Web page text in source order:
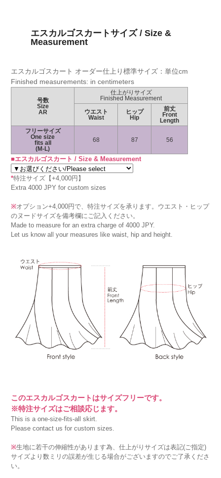
エスカルゴスカートサイズ / Size &
Measurement
エスカルゴスカート オーダー仕上り標準サイズ：単位cm
Finished measurements: in centimeters
号数
Size
AR
仕上がりサイズ
Finished Measurement
ウエスト
Waist
ヒップ
Hip
前丈
Front
Length
フリーサイズ
One size
fits all
(M-L)
68 87 56
■エスカルゴスカート / Size & Measurement
*特注サイズ【+4,000円】
Extra 4000 JPY for custom sizes
※オプション+4,000円で、特注サイズを承ります。ウエスト・ヒップ
のヌードサイズを備考欄にご記入ください。
Made to measure for an extra charge of 4000 JPY.
Let us know all your measures like waist, hip and height.
このエスカルゴスカートはサイズフリーです。
※特注サイズはご相談応じます。
This is a one-size-fits-all skirt.
Please contact us for custom sizes.
※生地に若干の伸縮性があります為、仕上がりサイズは表記(ご指定)
サイズより数ミリの誤差が生じる場合がございますのでご了承くださ
い。